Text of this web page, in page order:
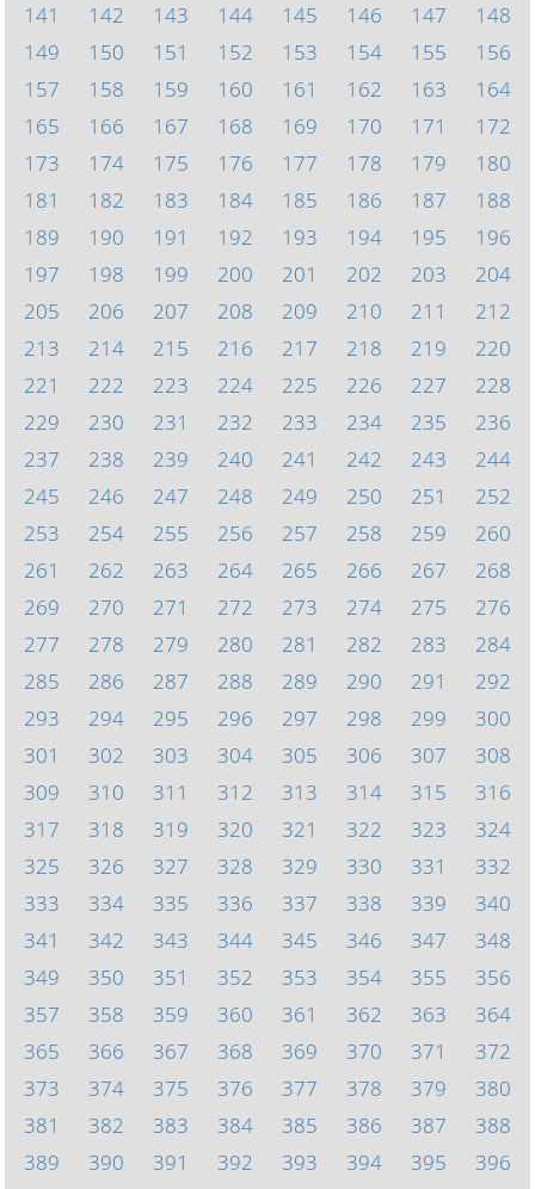
141
142 143 144 145 146 147
148
149
150 151 152 153 154 155
156
157
158 159 160 161 162 163
164
165
166 167 168 169 170 171
172
173
174 175 176 177 178 179
180
181
182 183 184 185 186 187
188
189
190 191 192 193 194 195
196
197
198 199 200 201 202 203
204
205
206 207 208 209 210 211
212
213
214 215 216 217 218 219
220
221
222 223 224 225 226 227
228
229
230 231 232 233 234 235
236
237
238 239 240 241 242 243
244
245
246 247 248 249 250 251
252
253
254 255 256 257 258 259
260
261
262 263 264 265 266 267
268
269
270 271 272 273 274 275
276
277
278 279 280 281 282 283
284
285
286 287 288 289 290 291
292
293
294 295 296 297 298 299
300
301
302 303 304 305 306 307
308
309
310 311 312 313 314 315
316
317
318 319 320 321 322 323
324
325
326 327 328 329 330 331
332
333
334 335 336 337 338 339
340
341
342 343 344 345 346 347
348
349
350 351 352 353 354 355
356
357
358 359 360 361 362 363
364
365
366 367 368 369 370 371
372
373
374 375 376 377 378 379
380
381
382 383 384 385 386 387
388
389
390 391 392 393 394 395
396